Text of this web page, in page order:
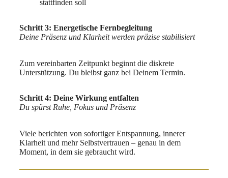
stattfinden soll
Schritt 3: Energetische Fernbegleitung
Deine Präsenz und Klarheit werden präzise stabilisiert
Zum vereinbarten Zeitpunkt beginnt die diskrete
Unterstützung. Du bleibst ganz bei Deinem Termin.
Schritt 4: Deine Wirkung entfalten
Du spürst Ruhe, Fokus und Präsenz
Viele berichten von sofortiger Entspannung, innerer
Klarheit und mehr Selbstvertrauen – genau in dem
Moment, in dem sie gebraucht wird.